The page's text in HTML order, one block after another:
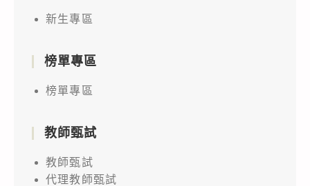
新生專區
榜單專區
榜單專區
教師甄試
教師甄試
代理教師甄試